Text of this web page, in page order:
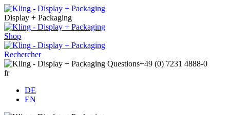
Display + Packaging
Shop
Rechercher
Questions+49 (0) 7231 4888-0
fr
DE
EN